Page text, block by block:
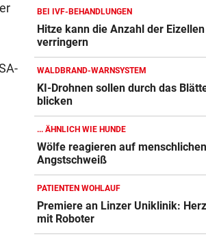
Feuerwehr befreite Kalb aus
misslicher Lage
FUSSBALL-FANS FEIERN vor
Hochgefühle dank Comeback
eines Kult-Sponsors
Enttäuschende Zweitliga-
Rückkehr nach Grödig
2. LIGA – 2. RUNDE
Fehlstart komplett! Nächste
für St. Pölten
BEI IVF-BEHANDLUNGEN
Hitze kann die Anzahl der Eizellen
verringern
WALDBRAND-WARNSYSTEM
KI-Drohnen sollen durch das
blicken
... ÄHNLICH WIE HUNDE
Wölfe reagieren auf menschlichen
Angstschweiß
PATIENTEN WOHLAUF
Premiere an Linzer Uniklinik:
mit Roboter